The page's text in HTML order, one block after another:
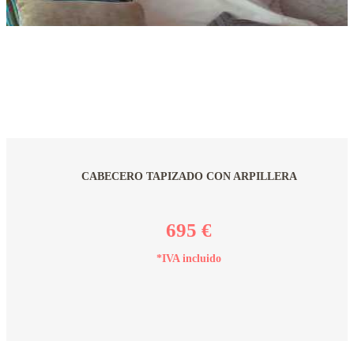
CABECERO TAPIZADO CON ARPILLERA
695 €
*IVA incluido